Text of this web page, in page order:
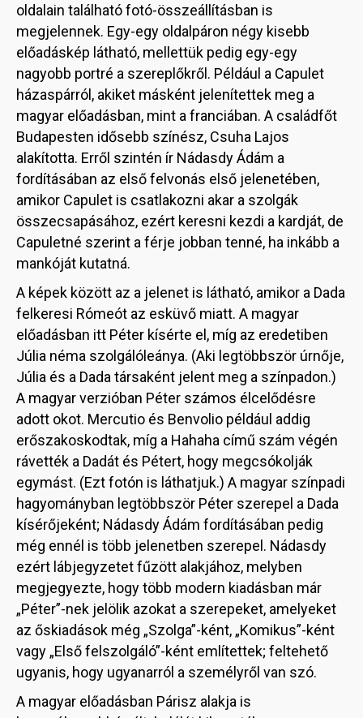
oldalain található fotó-összeállításban is
megjelennek. Egy-egy oldalpáron négy kisebb
előadáskép látható, mellettük pedig egy-egy
nagyobb portré a szereplőkről. Például a Capulet
házaspárról, akiket másként jelenítettek meg a
magyar előadásban, mint a franciában. A családfőt
Budapesten idősebb színész, Csuha Lajos
alakította. Erről szintén ír Nádasdy Ádám a
fordításában az első felvonás első jelenetében,
amikor Capulet is csatlakozni akar a szolgák
összecsapásához, ezért keresni kezdi a kardját, de
Capuletné szerint a férje jobban tenné, ha inkább a
mankóját kutatná.
A képek között az a jelenet is látható, amikor a Dada
felkeresi Rómeót az esküvő miatt. A magyar
előadásban itt Péter kísérte el, míg az eredetiben
Júlia néma szolgálóleánya. (Aki legtöbbször úrnője,
Júlia és a Dada társaként jelent meg a színpadon.)
A magyar verzióban Péter számos élcelődésre
adott okot. Mercutio és Benvolio például addig
erőszakoskodtak, míg a Hahaha című szám végén
rávették a Dadát és Pétert, hogy megcsókolják
egymást. (Ezt fotón is láthatjuk.) A magyar színpadi
hagyományban legtöbbször Péter szerepel a Dada
kísérőjeként; Nádasdy Ádám fordításában pedig
még ennél is több jelenetben szerepel. Nádasdy
ezért lábjegyzetet fűzött alakjához, melyben
megjegyezte, hogy több modern kiadásban már
„Péter”-nek jelölik azokat a szerepeket, amelyeket
az őskiadások még „Szolga”-ként, „Komikus”-ként
vagy „Első felszolgáló”-ként említettek; feltehető
ugyanis, hogy ugyanarról a személyről van szó.
A magyar előadásban Párisz alakja is